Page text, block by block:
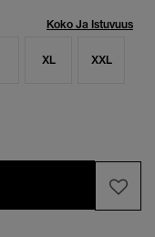
Koko Ja Istuvuus
XL XXL